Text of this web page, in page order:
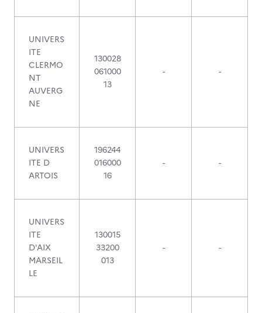
UNIVERS
ITE
CLERMO
NT
AUVERG
NE
130028
061000
13
- -
UNIVERS
ITE D
ARTOIS
196244
016000
16
- -
UNIVERS
ITE
D'AIX
MARSEIL
LE
130015
33200
013
- -